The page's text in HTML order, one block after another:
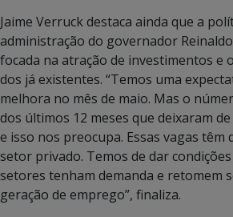
Jaime Verruck destaca ainda que a
administração do governador
focada na atração de investimentos e
dos já existentes. “Temos uma
melhora no mês de maio. Mas o
dos últimos 12 meses que deixaram
e isso nos preocupa. Essas vagas têm
setor privado. Temos de dar
setores tenham demanda e retomem
geração de emprego”, finaliza.